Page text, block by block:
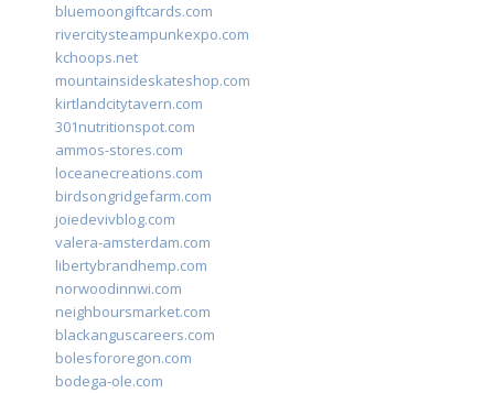
bluemoongiftcards.com
rivercitysteampunkexpo.com
kchoops.net
mountainsideskateshop.com
kirtlandcitytavern.com
301nutritionspot.com
ammos-stores.com
loceanecreations.com
birdsongridgefarm.com
joiedevivblog.com
valera-amsterdam.com
libertybrandhemp.com
norwoodinnwi.com
neighboursmarket.com
blackanguscareers.com
bolesfororegon.com
bodega-ole.com